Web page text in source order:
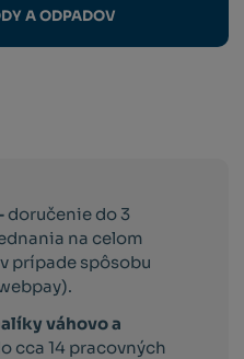
A ODPADOV
doručenie do 3
na celom
prípade spôsobu
váhovo a
cca 14 pracovných